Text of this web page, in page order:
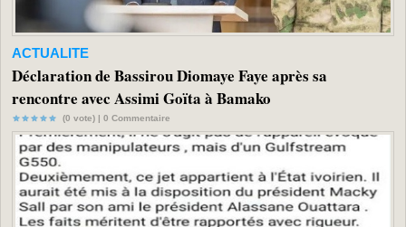
ACTUALITE
Déclaration de Bassirou Diomaye Faye après sa
rencontre avec Assimi Goïta à Bamako
(0 vote) | 0 Commentaire